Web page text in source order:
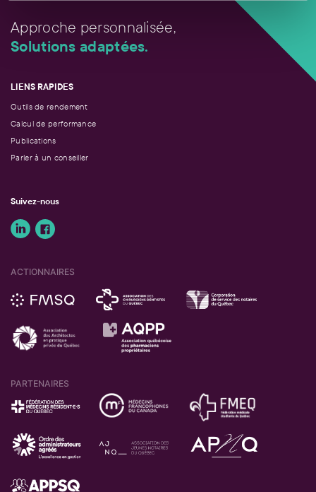
Approche personnalisée,
Solutions adaptées.
LIENS RAPIDES
Outils de rendement
Calcul de performance
Publications
Parler à un conseiller
Suivez-nous
ACTIONNAIRES
PARTENAIRES